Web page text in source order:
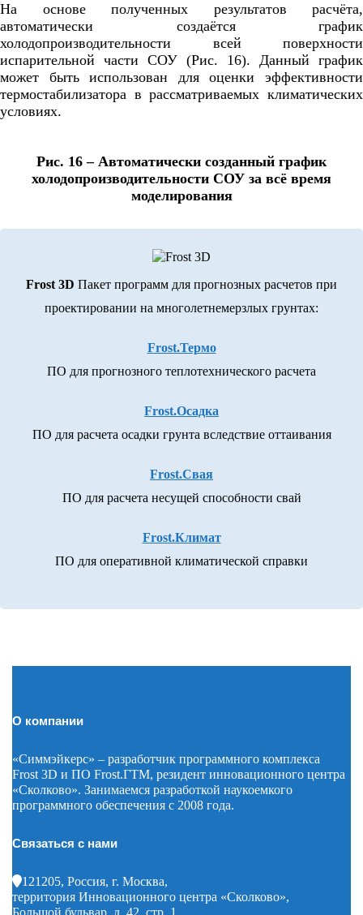
На основе полученных результатов расчёта,
автоматически создаётся график
холодопроизводительности всей поверхности
испарительной части СОУ (Рис. 16). Данный график
может быть использован для оценки эффективности
термостабилизатора в рассматриваемых климатических
условиях.
Рис. 16 – Автоматически созданный график
холодопроизводительности СОУ за всё время
моделирования
Frost 3D Пакет программ для прогнозных расчетов при
проектировании на многолетнемерзлых грунтах:
Frost.Термо
ПО для прогнозного теплотехнического расчета
Frost.Осадка
ПО для расчета осадки грунта вследствие оттаивания
Frost.Свая
ПО для расчета несущей способности свай
Frost.Климат
ПО для оперативной климатической справки
О компании
«Симмэйкерс» – разработчик программного комплекса
Frost 3D и ПО Frost.ГТМ, резидент инновационного центра
«Сколково». Занимаемся разработкой наукоемкого
программного обеспечения с 2008 года.
Связаться с нами
121205, Россия, г. Москва,
территория Инновационного центра «Сколково»,